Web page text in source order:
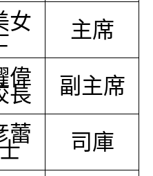
女 主席
偉
長 副主席
蕾 司庫